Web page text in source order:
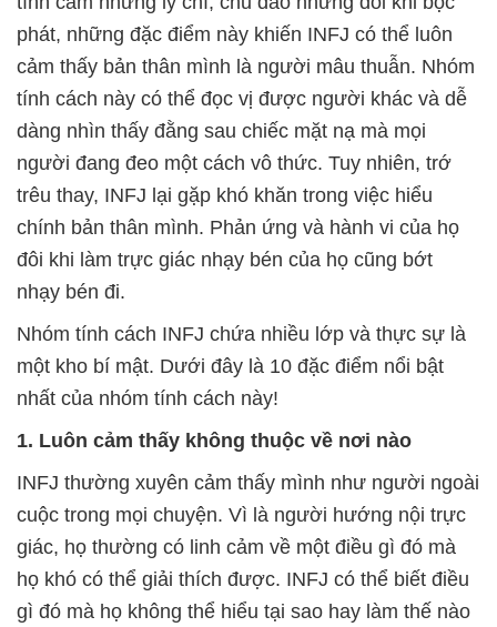
phát, những đặc điểm này khiến INFJ có thể luôn
cảm thấy bản thân mình là người mâu thuẫn. Nhóm
tính cách này có thể đọc vị được người khác và dễ
dàng nhìn thấy đằng sau chiếc mặt nạ mà mọi
người đang đeo một cách vô thức. Tuy nhiên, trớ
trêu thay, INFJ lại gặp khó khăn trong việc hiểu
chính bản thân mình. Phản ứng và hành vi của họ
đôi khi làm trực giác nhạy bén của họ cũng bớt
nhạy bén đi.
Nhóm tính cách INFJ chứa nhiều lớp và thực sự là
một kho bí mật. Dưới đây là 10 đặc điểm nổi bật
nhất của nhóm tính cách này!
1. Luôn cảm thấy không thuộc về nơi nào
INFJ thường xuyên cảm thấy mình như người ngoài
cuộc trong mọi chuyện. Vì là người hướng nội trực
giác, họ thường có linh cảm về một điều gì đó mà
họ khó có thể giải thích được. INFJ có thể biết điều
gì đó mà họ không thể hiểu tại sao hay làm thế nào